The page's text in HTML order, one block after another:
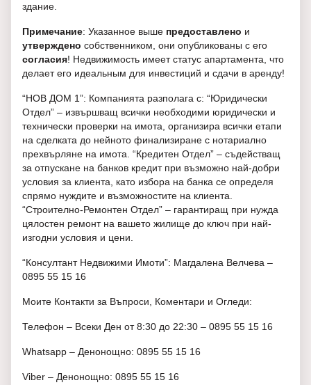
здание.
Примечание: Указанное выше предоставлено и
утверждено собственником, они опубликованы с его
согласия! Недвижимость имеет статус апартамента, что
делает его идеальным для инвестиций и сдачи в аренду!
“НОВ ДОМ 1”: Компанията разполага с: “Юридически
Отдел” – извършващ всички необходими юридически и
технически проверки на имота, организира всички етапи
на сделката до нейното финализиране с нотариално
прехвърляне на имота. “Кредитен Отдел” – съдействащ
за отпускане на банков кредит при възможно най-добри
условия за клиента, като избора на банка се определя
спрямо нуждите и възможностите на клиента.
“Строително-Ремонтен Отдел” – гарантиращ при нужда
цялостен ремонт на вашето жилище до ключ при най-
изгодни условия и цени.
“Консултант Недвижими Имоти”: Магдалена Велчева –
0895 55 15 16
Моите Контакти за Въпроси, Коментари и Огледи:
Телефон – Всеки Ден от 8:30 до 22:30 – 0895 55 15 16
Whatsapp – Денонощно: 0895 55 15 16
Viber – Денонощно: 0895 55 15 16